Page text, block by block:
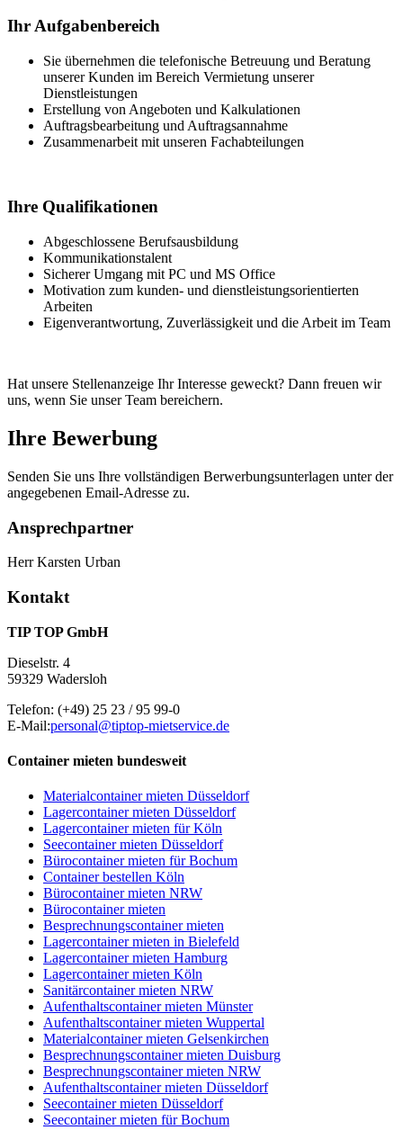
Ihr Aufgabenbereich
Sie übernehmen die telefonische Betreuung und Beratung
unserer Kunden im Bereich Vermietung unserer
Dienstleistungen
Erstellung von Angeboten und Kalkulationen
Auftragsbearbeitung und Auftragsannahme
Zusammenarbeit mit unseren Fachabteilungen
Ihre Qualifikationen
Abgeschlossene Berufsausbildung
Kommunikationstalent
Sicherer Umgang mit PC und MS Office
Motivation zum kunden- und dienstleistungsorientierten
Arbeiten
Eigenverantwortung, Zuverlässigkeit und die Arbeit im Team
Hat unsere Stellenanzeige Ihr Interesse geweckt? Dann freuen wir
uns, wenn Sie unser Team bereichern.
Ihre Bewerbung
Senden Sie uns Ihre vollständigen Berwerbungsunterlagen unter der
angegebenen Email-Adresse zu.
Ansprechpartner
Herr Karsten Urban
Kontakt
TIP TOP GmbH
Dieselstr. 4
59329 Wadersloh
Telefon: (+49) 25 23 / 95 99-0
E-Mail:personal@tiptop-mietservice.de
Container mieten bundesweit
Materialcontainer mieten Düsseldorf
Lagercontainer mieten Düsseldorf
Lagercontainer mieten für Köln
Seecontainer mieten Düsseldorf
Bürocontainer mieten für Bochum
Container bestellen Köln
Bürocontainer mieten NRW
Bürocontainer mieten
Besprechnungscontainer mieten
Lagercontainer mieten in Bielefeld
Lagercontainer mieten Hamburg
Lagercontainer mieten Köln
Sanitärcontainer mieten NRW
Aufenthaltscontainer mieten Münster
Aufenthaltscontainer mieten Wuppertal
Materialcontainer mieten Gelsenkirchen
Besprechnungscontainer mieten Duisburg
Besprechnungscontainer mieten NRW
Aufenthaltscontainer mieten Düsseldorf
Seecontainer mieten Düsseldorf
Seecontainer mieten für Bochum